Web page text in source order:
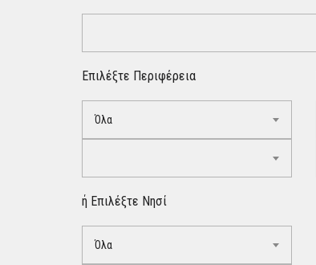
Επιλέξτε Περιφέρεια
Όλα
ή Επιλέξτε Νησί
Όλα